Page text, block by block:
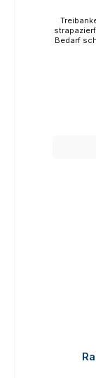
Treibanker
Bedarf